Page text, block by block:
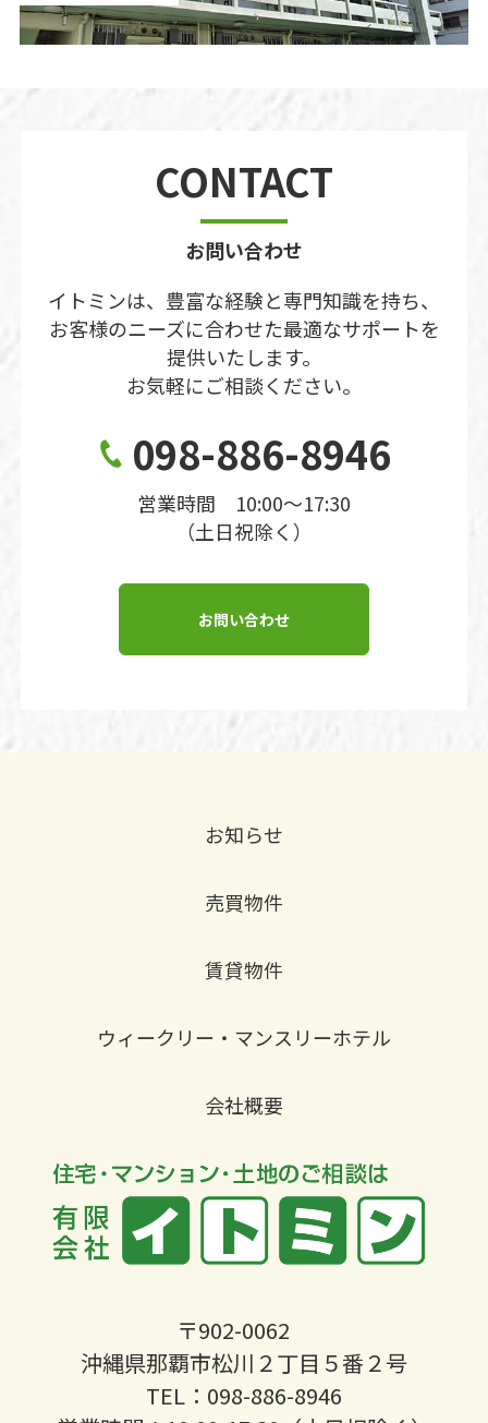
CONTACT
お問い合わせ
イトミンは、豊富な経験と専門知識を持ち、
お客様のニーズに合わせた最適なサポートを
提供いたします。
お気軽にご相談ください。
098-886-8946
営業時間 10:00〜17:30
（土日祝除く）
お問い合わせ
お知らせ
売買物件
賃貸物件
ウィークリー・マンスリーホテル
会社概要
〒902-0062
沖縄県那覇市松川２丁目５番２号
TEL：098-886-8946